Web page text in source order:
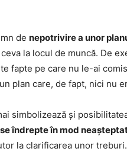
de nepotrivire a unor
la locul de muncă. De
fapte pe care nu le-ai
plan care, de fapt, nici nu
simbolizează și
îndrepte în mod
la clarificarea unor treburi.